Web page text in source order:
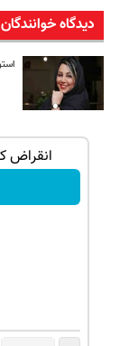
دیدگاه خوانندگان
انقراض